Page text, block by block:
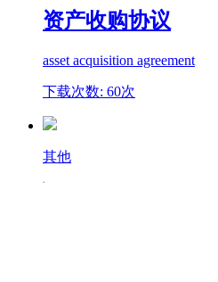
资产收购协议
asset acquisition agreement
下载次数: 60次
其他